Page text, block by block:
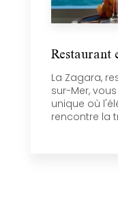
Restaurant
La Zagara,
sur-Mer,
unique où
rencontre la